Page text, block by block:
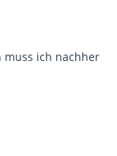
muss ich nachher